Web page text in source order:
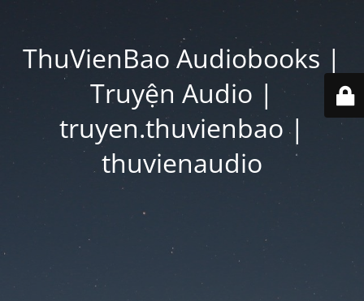
ThuVienBao Audiobooks |
Truyện Audio |
truyen.thuvienbao |
thuvienaudio